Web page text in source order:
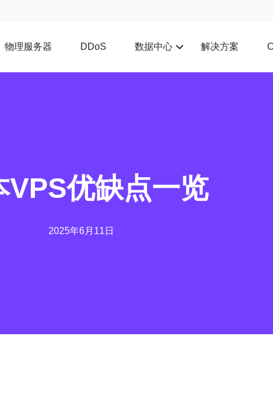
物理服务器 DDoS 数据中心 解决方案
VPS优缺点一览
2025年6月11日